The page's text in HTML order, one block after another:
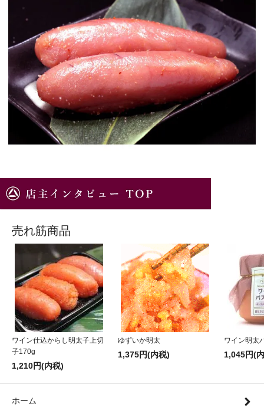
売れ筋商品
ワイン仕込からし明太子上切
子170g
1,210円(内税)
ゆずいか明太
1,375円(内税)
ワイン明太
1,045円(
ホーム